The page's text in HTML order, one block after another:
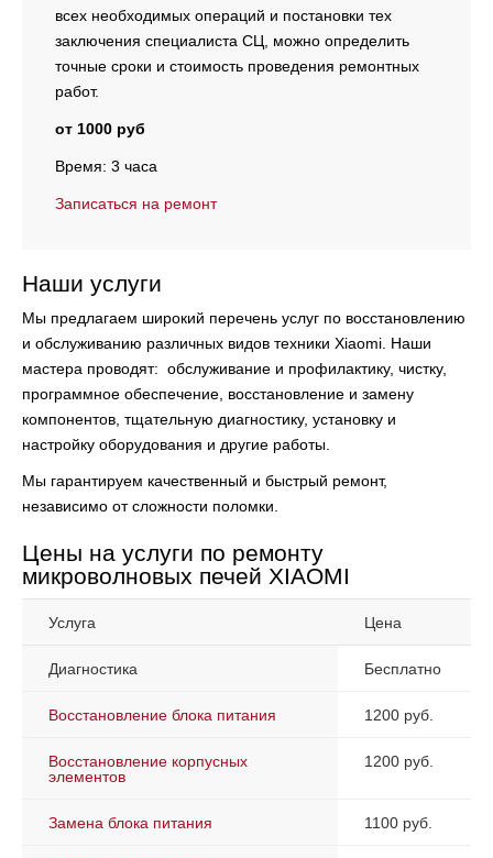
всех необходимых операций и постановки тех
заключения специалиста СЦ, можно определить
точные сроки и стоимость проведения ремонтных
работ.
от 1000 руб
Время: 3 часа
Записаться на ремонт
Наши услуги
Мы предлагаем широкий перечень услуг по восстановлению
и обслуживанию различных видов техники Xiaomi. Наши
мастера проводят: обслуживание и профилактику, чистку,
программное обеспечение, восстановление и замену
компонентов, тщательную диагностику, установку и
настройку оборудования и другие работы.
Мы гарантируем качественный и быстрый ремонт,
независимо от сложности поломки.
Цены на услуги по ремонту
микроволновых печей XIAOMI
Услуга Цена
Диагностика Бесплатно
Восстановление блока питания 1200 руб.
Восстановление корпусных
элементов
1200 руб.
Замена блока питания 1100 руб.